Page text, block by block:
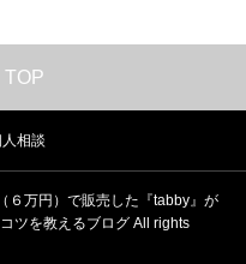
TOP
相談
６万円）で販売した『tabby』が
ツを教えるブログ All rights